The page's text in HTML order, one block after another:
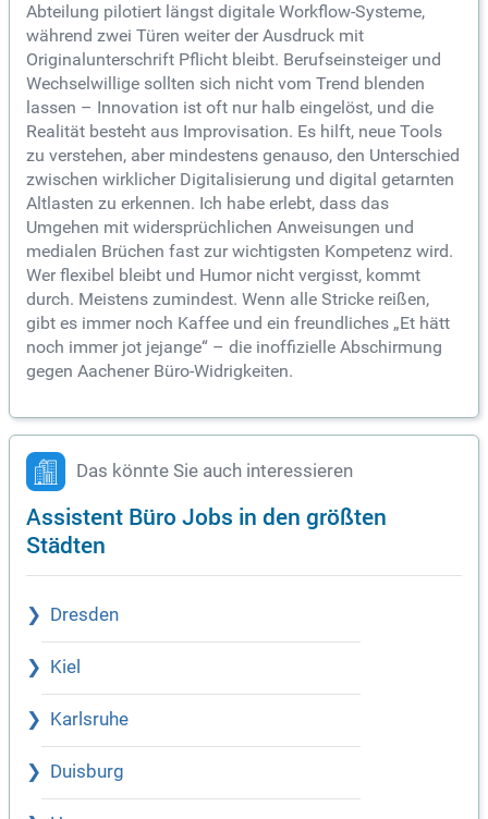
Abteilung pilotiert längst digitale Workflow-Systeme,
während zwei Türen weiter der Ausdruck mit
Originalunterschrift Pflicht bleibt. Berufseinsteiger und
Wechselwillige sollten sich nicht vom Trend blenden
lassen – Innovation ist oft nur halb eingelöst, und die
Realität besteht aus Improvisation. Es hilft, neue Tools
zu verstehen, aber mindestens genauso, den Unterschied
zwischen wirklicher Digitalisierung und digital getarnten
Altlasten zu erkennen. Ich habe erlebt, dass das
Umgehen mit widersprüchlichen Anweisungen und
medialen Brüchen fast zur wichtigsten Kompetenz wird.
Wer flexibel bleibt und Humor nicht vergisst, kommt
durch. Meistens zumindest. Wenn alle Stricke reißen,
gibt es immer noch Kaffee und ein freundliches „Et hätt
noch immer jot jejange“ – die inoffizielle Abschirmung
gegen Aachener Büro-Widrigkeiten.
Das könnte Sie auch interessieren
Assistent Büro Jobs in den größten
Städten
Dresden
Kiel
Karlsruhe
Duisburg